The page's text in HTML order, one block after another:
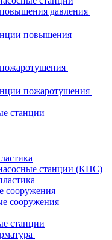
давления
повышения
пожаротушения
станции
станции (КНС)
сооружения
сооружения
станции